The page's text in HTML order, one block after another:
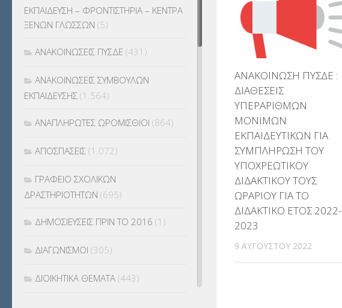
ΑΝΑΚΟΙΝΩΣΗ ΠΥΣΔΕ :
ΔΙΑΘΕΣΕΙΣ
ΥΠΕΡΑΡΙΘΜΩΝ
ΜΟΝΙΜΩΝ
ΕΚΠΑΙΔΕΥΤΙΚΩΝ ΓΙΑ
ΣΥΜΠΛΗΡΩΣΗ ΤΟΥ
ΥΠΟΧΡΕΩΤΙΚΟΥ
ΔΙΔΑΚΤΙΚΟΥ ΤΟΥΣ
ΩΡΑΡΙΟΥ ΓΙΑ ΤΟ
ΔΙΔΑΚΤΙΚΟ ΕΤΟΣ 2022-
2023
9 ΑΥΓΟΎΣΤΟΥ 2022
ΕΚΠΑΙΔΕΥΣΗ – ΦΡΟΝΤΙΣΤΗΡΙΑ – ΚΕΝΤΡΑ
ΞΕΝΩΝ ΓΛΩΣΣΩΝ (5)
ΑΝΑΚΟΙΝΩΣΕΙΣ ΠΥΣΔΕ (431)
ΑΝΑΚΟΙΝΩΣΕΙΣ ΣΥΜΒΟΥΛΩΝ
ΕΚΠΑΙΔΕΥΣΗΣ (1.564)
ΑΝΑΠΛΗΡΩΤΕΣ ΩΡΟΜΙΣΘΙΟΙ (864)
ΑΠΟΣΠΑΣΕΙΣ (1.072)
ΓΡΑΦΕΙΟ ΣΧΟΛΙΚΩΝ
ΔΡΑΣΤΗΡΙΟΤΗΤΩΝ (695)
ΔΗΜΟΣΙΕΥΣΕΙΣ ΠΡΙΝ ΤΟ 2016 (1)
ΔΙΑΓΩΝΙΣΜΟΙ (305)
ΔΙΟΙΚΗΤΙΚΑ ΘΕΜΑΤΑ (443)